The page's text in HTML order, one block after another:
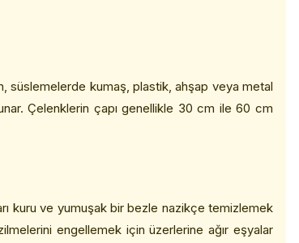
süslemelerde kumaş, plastik, ahşap veya metal
Çelenklerin çapı genellikle 30 cm ile 60 cm
kuru ve yumuşak bir bezle nazikçe temizlemek
engellemek için üzerlerine ağır eşyalar